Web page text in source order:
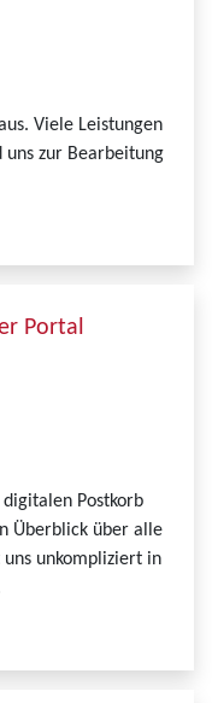
Viele Leistungen
uns zur Bearbeitung
Portal
Postkorb
Überblick über alle
unkompliziert in